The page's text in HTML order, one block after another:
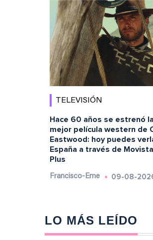
TELEVISIÓN
Hace 60 años se estrenó
mejor película western de
Eastwood: hoy puedes
España a través de
Plus
Francisco-Eme 09-08-
LO MÁS LEÍDO